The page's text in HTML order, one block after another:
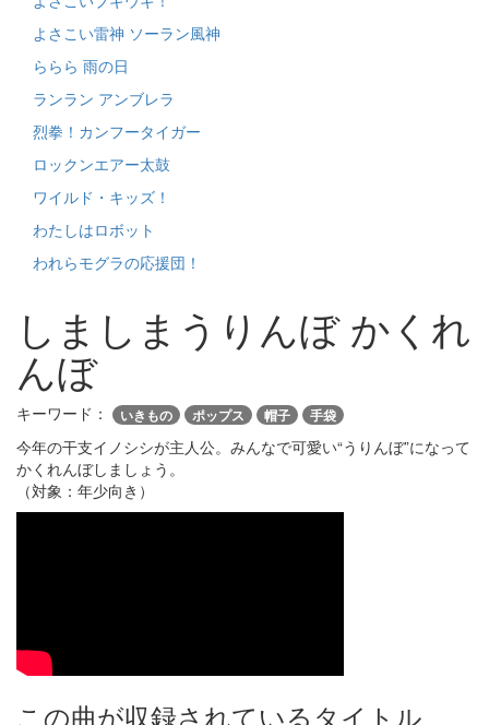
よさこい雷神 ソーラン風神
ららら 雨の日
ランラン アンブレラ
烈拳！カンフータイガー
ロックンエアー太鼓
ワイルド・キッズ！
わたしはロボット
われらモグラの応援団！
しましまうりんぼ かくれ
んぼ
キーワード： いきもの ポップス 帽子 手袋
今年の干支イノシシが主人公。みんなで可愛い“うりんぼ”になって
かくれんぼしましょう。
（対象：年少向き）
この曲が収録されているタイトル